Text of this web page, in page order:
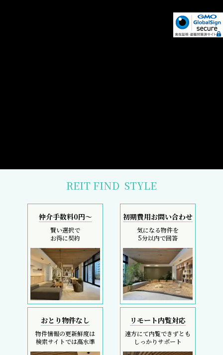
REIT FIND STYLE
仲介手数料0円～
賢い選択で
お得に契約
初期費用お問い合わせ
気になる物件を
5分以内で回答
おとり物件なし
物件情報の更新鮮度は
検索サイトでは高水準
リモート内覧対応
遠方にて内覧できずとも
しっかりサポート